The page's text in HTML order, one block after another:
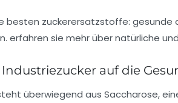
auf die
überwiegend aus Saccharose,